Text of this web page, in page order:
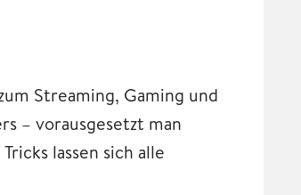
Streaming, Gaming und
– vorausgesetzt man
lassen sich alle